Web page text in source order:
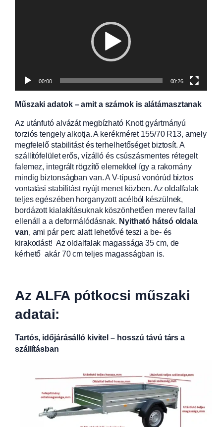
00:00 00:26
Műszaki adatok – amit a számok is alátámasztanak
Az utánfutó alvázát megbízható Knott gyártmányú
torziós tengely alkotja. A kerékméret 155/70 R13, amely
megfelelő stabilitást és terhelhetőséget biztosít. A
szállítófelület erős, vízálló és csúszásmentes rétegelt
falemez, integrált rögzítő elemekkel így a rakomány
mindig biztonságban van. A V-típusú vonórúd biztos
vontatási stabilitást nyújt menet közben. Az oldalfalak
teljes egészében horganyzott acélból készülnek,
bordázott kialakításuknak köszönhetően merev fallal
ellenáll a a deformálódásnak. Nyitható hátsó oldala
van, ami pár perc alatt lehetővé teszi a be- és
kirakodást! Az oldalfalak magassága 35 cm, de
kérhető akár 70 cm teljes magasságban is.
Az ALFA pótkocsi műszaki
adatai:
Tartós, időjárásálló kivitel – hosszú távú társ a
szállításban